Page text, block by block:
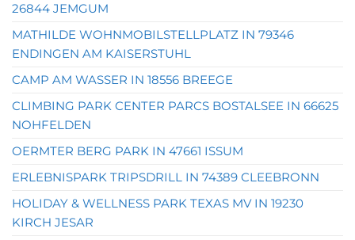
26844 JEMGUM
MATHILDE WOHNMOBILSTELLPLATZ IN 79346
ENDINGEN AM KAISERSTUHL
CAMP AM WASSER IN 18556 BREEGE
CLIMBING PARK CENTER PARCS BOSTALSEE IN 66625
NOHFELDEN
OERMTER BERG PARK IN 47661 ISSUM
ERLEBNISPARK TRIPSDRILL IN 74389 CLEEBRONN
HOLIDAY & WELLNESS PARK TEXAS MV IN 19230
KIRCH JESAR